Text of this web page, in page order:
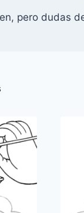
pero dudas
Ordenado
popularidad